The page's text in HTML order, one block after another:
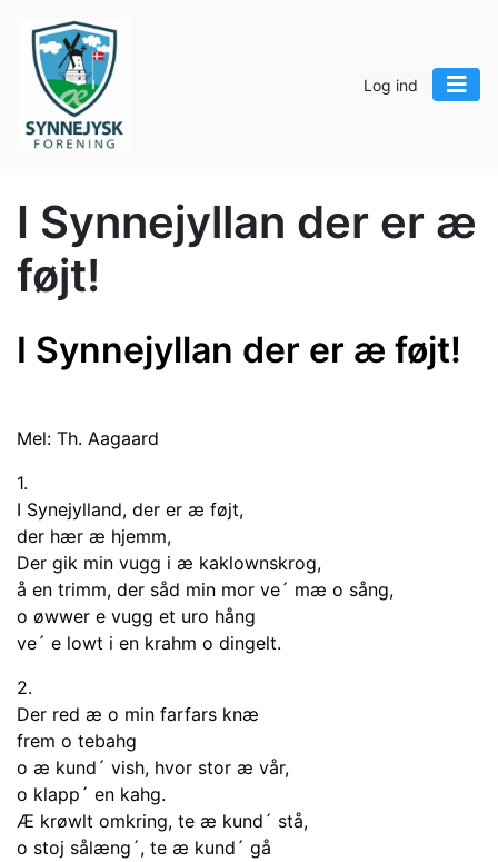
Log ind
I Synnejyllan der er æ
føjt!
I Synnejyllan der er æ føjt!
Mel: Th. Aagaard
1.
I Synejylland, der er æ føjt,
der hær æ hjemm,
Der gik min vugg i æ kaklownskrog,
å en trimm, der såd min mor ve´ mæ o sång,
o øwwer e vugg et uro hång
ve´ e lowt i en krahm o dingelt.
2.
Der red æ o min farfars knæ
frem o tebahg
o æ kund´ vish, hvor stor æ vår,
o klapp´ en kahg.
Æ krøwlt omkring, te æ kund´ stå,
o stoj sålæng´, te æ kund´ gå